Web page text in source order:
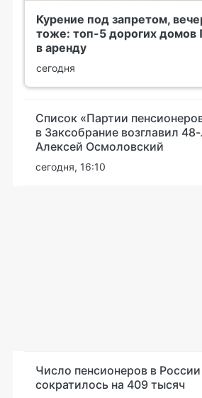
Курение под запретом,
тоже: топ-5 дорогих домов
в аренду
сегодня
Список «Партии
в Заксобрание возглавил
Алексей Осмоловский
сегодня, 16:10
Число пенсионеров в России
сократилось на 409 тысяч